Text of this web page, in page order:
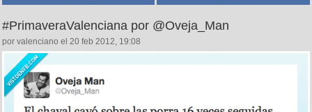
#PrimaveraValenciana por @Oveja_Man
por valenciano el 20 feb 2012, 19:08